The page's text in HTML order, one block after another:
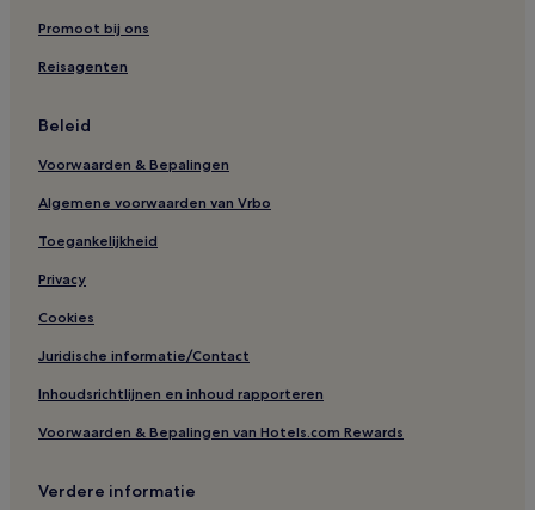
Promoot bij ons
Reisagenten
Beleid
Voorwaarden & Bepalingen
Algemene voorwaarden van Vrbo
Toegankelijkheid
Privacy
Cookies
Juridische informatie/Contact
Inhoudsrichtlijnen en inhoud rapporteren
Voorwaarden & Bepalingen van Hotels.com Rewards
Verdere informatie